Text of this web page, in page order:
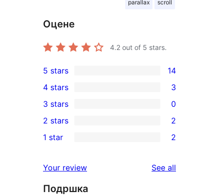
parallax scroll
Оцене
4.2 out of 5 stars.
14
5-
star
reviews
5 stars 14
4-
star
reviews
4 stars 3
0
3-
star
3 stars 0
2-
reviews
2 stars 2
star
reviews
1 star 2
Your review See all
Подршка